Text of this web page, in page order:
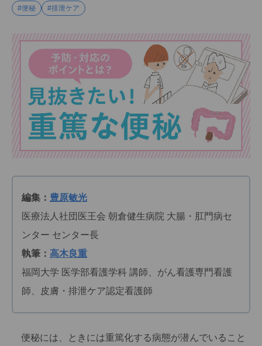
#便秘 #排泄ケア
編集： 豊原敏光
医療法人社団医王会 朝倉健生病院 大腸・肛門病セ
ンター センター長
執筆： 高木良重
福岡大学 医学部看護学科 講師、がん看護専門看護
師、皮膚・排泄ケア認定看護師
便秘には、ときには重篤化する病態が潜んでいること